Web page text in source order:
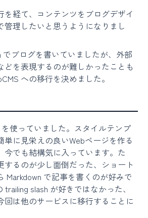
を経て、コンテンツをブログデザイ
管理したいと思うようになりまし
でブログを書いていましたが、外部
どを表現するのが難しかったことも
への移行を決めました。
を使っていました。スタイルテンプ
単に見栄えの良いWebページを作る
今でも結構気に入っています。た
するのが少し面倒だった、ショート
Markdown で記事を書くのが好みで
trailing slash が好きではなかった、
回は他のサービスに移行することに